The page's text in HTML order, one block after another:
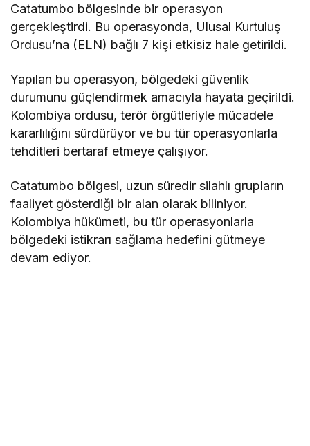
Catatumbo bölgesinde bir operasyon
gerçekleştirdi. Bu operasyonda, Ulusal Kurtuluş
Ordusu’na (ELN) bağlı 7 kişi etkisiz hale getirildi.
Yapılan bu operasyon, bölgedeki güvenlik
durumunu güçlendirmek amacıyla hayata geçirildi.
Kolombiya ordusu, terör örgütleriyle mücadele
kararlılığını sürdürüyor ve bu tür operasyonlarla
tehditleri bertaraf etmeye çalışıyor.
Catatumbo bölgesi, uzun süredir silahlı grupların
faaliyet gösterdiği bir alan olarak biliniyor.
Kolombiya hükümeti, bu tür operasyonlarla
bölgedeki istikrarı sağlama hedefini gütmeye
devam ediyor.